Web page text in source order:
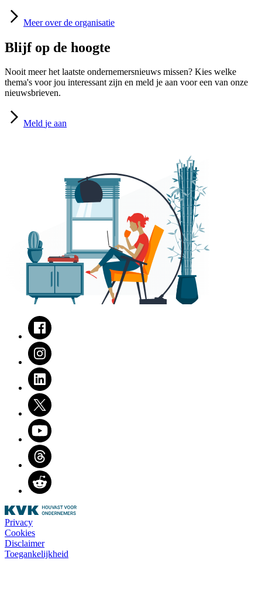
Meer over de organisatie
Blijf op de hoogte
Nooit meer het laatste ondernemersnieuws missen? Kies welke
thema's voor jou interessant zijn en meld je aan voor een van onze
nieuwsbrieven.
Meld je aan
Facebook
Instagram
LinkedIn
Twitter
Youtube
Threads
Reddit
Privacy
Cookies
Disclaimer
Toegankelijkheid